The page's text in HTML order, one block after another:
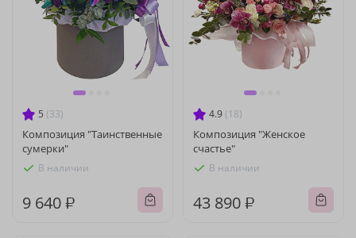
5 (33)
Композиция "Таинственные
сумерки"
В наличии
9 640 ₽
4.9 (18)
Композиция "Женское
счастье"
В наличии
43 890 ₽